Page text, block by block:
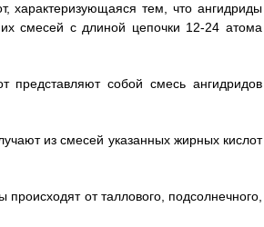
характеризующаяся тем, что ангидриды
смесей с длиной цепочки 12-24 атома
собой смесь ангидридов
из смесей указанных жирных кислот
от таллового, подсолнечного,